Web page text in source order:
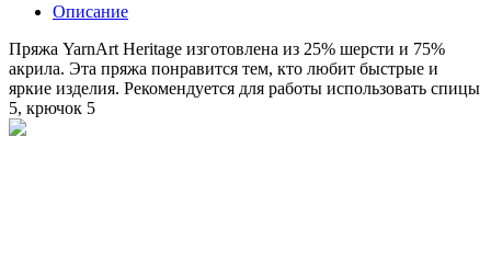
Описание
Пряжа YarnArt Heritage изготовлена из 25% шерсти и 75%
акрила. Эта пряжа понравится тем, кто любит быстрые и
яркие изделия. Рекомендуется для работы использовать спицы
5, крючок 5